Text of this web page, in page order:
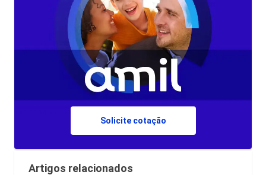
Solicite cotação
Artigos relacionados